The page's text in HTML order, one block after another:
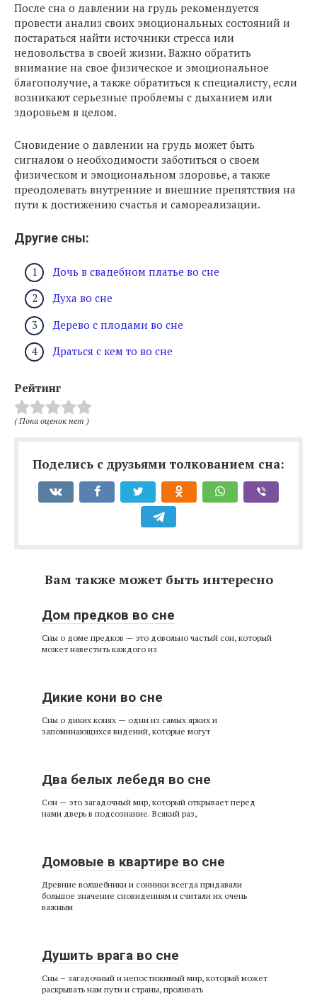
После сна о давлении на грудь рекомендуется
провести анализ своих эмоциональных состояний и
постараться найти источники стресса или
недовольства в своей жизни. Важно обратить
внимание на свое физическое и эмоциональное
благополучие, а также обратиться к специалисту, если
возникают серьезные проблемы с дыханием или
здоровьем в целом.
Сновидение о давлении на грудь может быть
сигналом о необходимости заботиться о своем
физическом и эмоциональном здоровье, а также
преодолевать внутренние и внешние препятствия на
пути к достижению счастья и самореализации.
Другие сны:
Дочь в свадебном платье во сне
Духа во сне
Дерево с плодами во сне
Драться с кем то во сне
Рейтинг
( Пока оценок нет )
Поделись с друзьями толкованием сна:
Вам также может быть интересно
Дом предков во сне
Сны о доме предков — это довольно частый сон, который
может навестить каждого из
Дикие кони во сне
Сны о диких конях — одни из самых ярких и
запоминающихся видений, которые могут
Два белых лебедя во сне
Сон — это загадочный мир, который открывает перед
нами дверь в подсознание. Всякий раз,
Домовые в квартире во сне
Древние волшебники и сонники всегда придавали
большое значение сновидениям и считали их очень
важным
Душить врага во сне
Сны – загадочный и непостижимый мир, который может
раскрывать нам пути и страны, проливать